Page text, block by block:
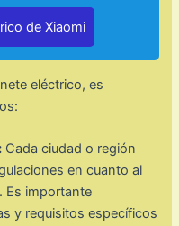
de Xiaomi
eléctrico, es
Cada ciudad o región
en cuanto al
Es importante
y requisitos específicos